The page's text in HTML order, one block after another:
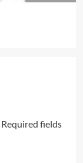
Required fields